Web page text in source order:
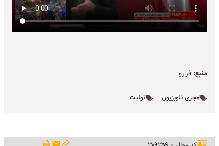
منبع:فرارو
مجری تلویزیون توئیت